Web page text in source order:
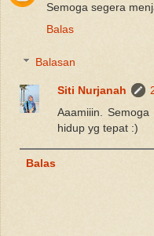
Semoga segera
Balas
Balasan
Siti Nurjanah
Aaamiiin.
hidup yg tepat :)
Balas